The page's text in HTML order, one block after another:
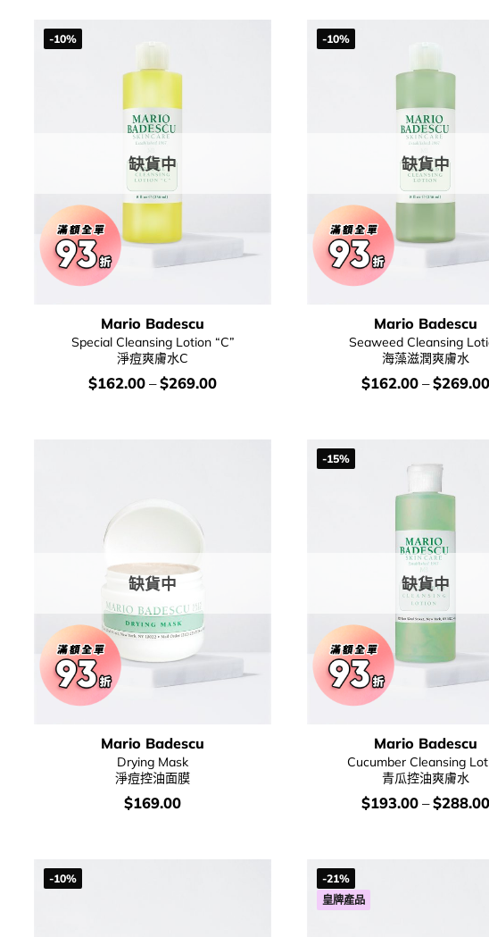
-10%
缺貨中
Mario Badescu
Special Cleansing Lotion “C”
淨痘爽膚水C
價
錢：
$162.00–$269.00
-10%
缺貨中
Mario Badescu
Seaweed Cleansing
海藻滋潤爽膚水
價
錢：
$162.00–$269.00
缺貨中
Mario Badescu
Drying Mask
淨痘控油面膜
價
錢：
$169.00
-15%
缺貨中
Mario Badescu
Cucumber Cleansing
青瓜控油爽膚水
價
錢：
$193.00–$288.00
-10%
-21%
皇牌產品